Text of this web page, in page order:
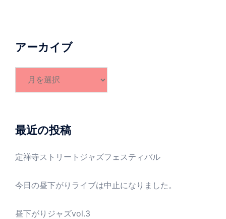
アーカイブ
ブ
最近の投稿
定禅寺ストリートジャズフェスティバル
今日の昼下がりライブは中止になりました。
昼下がりジャズvol.3